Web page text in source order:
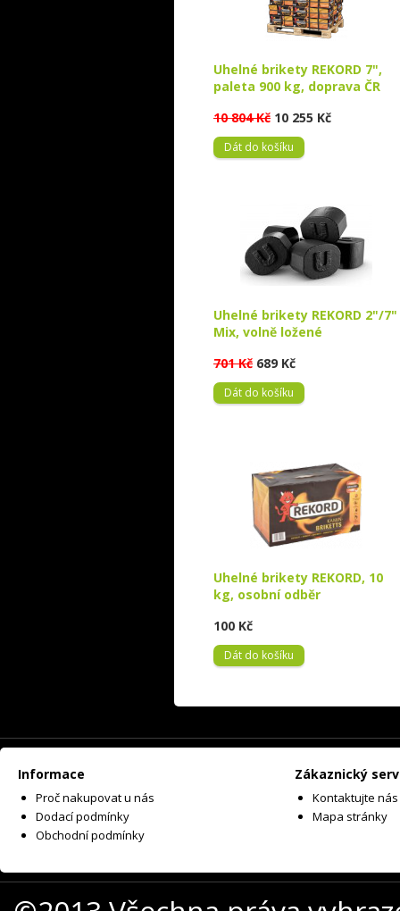
Uhelné brikety REKORD 7",
paleta 900 kg, doprava ČR
10 804 Kč 10 255 Kč
Dát do košíku
Uhelné brikety REKORD 2"/7"
Mix, volně ložené
701 Kč 689 Kč
Dát do košíku
Uhelné brikety REKORD, 10
kg, osobní odběr
100 Kč
Dát do košíku
Informace
Proč nakupovat u nás
Dodací podmínky
Obchodní podmínky
Zákaznický
Kontaktujte nás
Mapa stránky